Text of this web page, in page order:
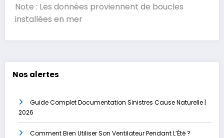
Note : Les données proviennent de boucles
installées en mer
Nos alertes
Guide Complet Documentation Sinistres Cause Naturelle |
2026
Comment Bien Utiliser Son Ventilateur Pendant L’Été ?